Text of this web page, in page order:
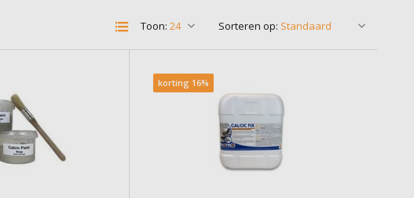
Toon: Sorteren op:
korting 16%